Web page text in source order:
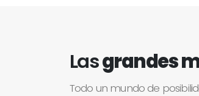
Lasgrandes
Todo un mundo de